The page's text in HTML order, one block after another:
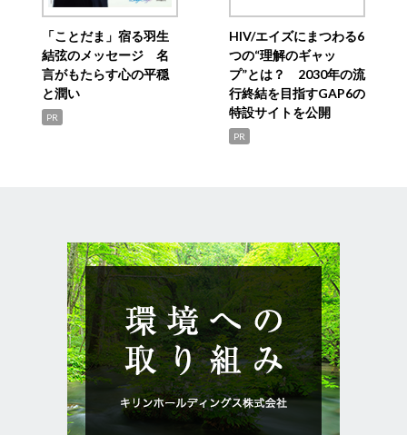
「ことだま」宿る羽生
結弦のメッセージ 名
言がもたらす心の平穏
と潤い
PR
HIV/エイズにまつわる6
つの“理解のギャッ
プ”とは？ 2030年の流
行終結を目指すGAP6の
特設サイトを公開
PR